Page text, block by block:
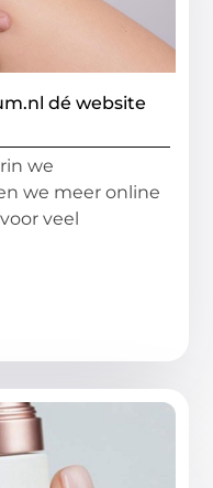
dé website
we
we meer online
veel